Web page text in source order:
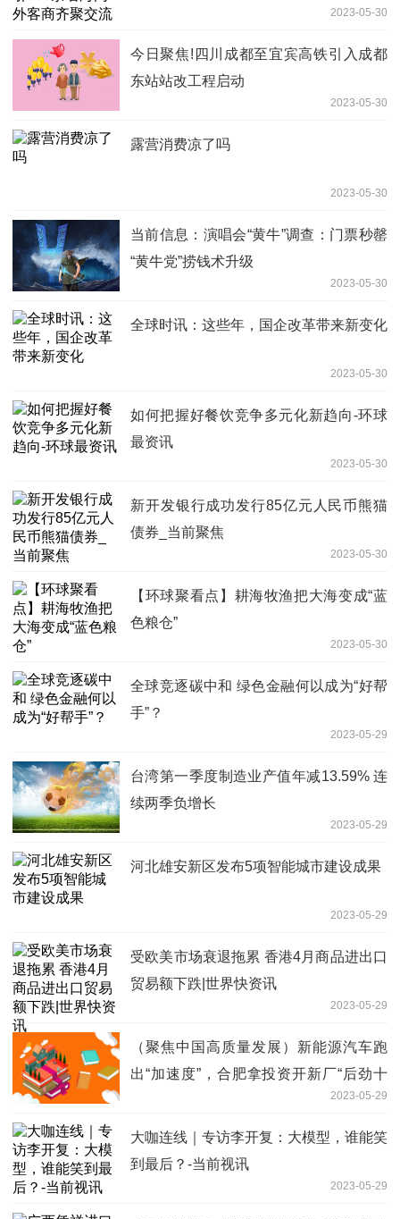
2023-05-30
今日聚焦!四川成都至宜宾高铁引入成都
东站站改工程启动
2023-05-30
露营消费凉了吗
2023-05-30
当前信息：演唱会“黄牛”调查：门票秒罄
“黄牛党”捞钱术升级
2023-05-30
全球时讯：这些年，国企改革带来新变化
2023-05-30
如何把握好餐饮竞争多元化新趋向-环球
最资讯
2023-05-30
新开发银行成功发行85亿元人民币熊猫
债券_当前聚焦
2023-05-30
【环球聚看点】耕海牧渔把大海变成“蓝
色粮仓”
2023-05-30
全球竞逐碳中和 绿色金融何以成为“好帮
手”？
2023-05-29
台湾第一季度制造业产值年减13.59% 连
续两季负增长
2023-05-29
河北雄安新区发布5项智能城市建设成果
2023-05-29
受欧美市场衰退拖累 香港4月商品进出口
贸易额下跌|世界快资讯
2023-05-29
（聚焦中国高质量发展）新能源汽车跑
出“加速度”，合肥拿投资开新厂“后劲十
2023-05-29
大咖连线｜专访李开复：大模型，谁能笑
到最后？-当前视讯
2023-05-29